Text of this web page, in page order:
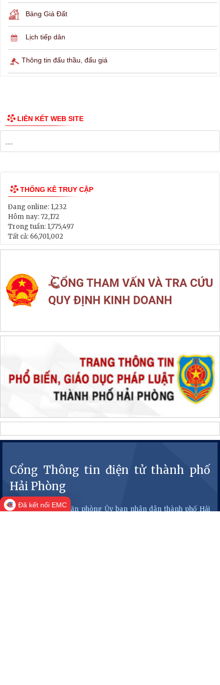
Bảng Giá Đất
Lịch tiếp dân
Thông tin đấu thầu, đấu giá
LIÊN KẾT WEB SITE
THỐNG KÊ TRUY CẬP
Đang online: 1,232
Hôm nay:72,172
Trong tuần: 1,775,497
Tất cả: 66,701,002
Cổng Thông tin điện tử thành phố
Hải Phòng
Cơ quan quản lý: Văn phòng Ủy ban nhân dân thành phố Hải
Đã kết nối EMC